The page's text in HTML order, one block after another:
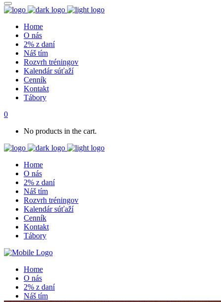
Home
O nás
2% z daní
Náš tím
Rozvrh tréningov
Kalendár súťaží
Cenník
Kontakt
Tábory
0
No products in the cart.
Home
O nás
2% z daní
Náš tím
Rozvrh tréningov
Kalendár súťaží
Cenník
Kontakt
Tábory
Home
O nás
2% z daní
Náš tím